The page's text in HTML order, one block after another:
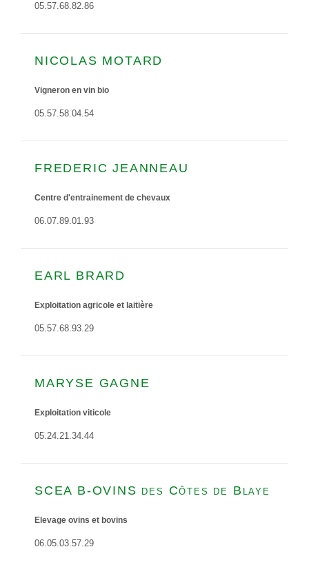
05.57.68.82.86
NICOLAS MOTARD
Vigneron en vin bio
05.57.58.04.54
FREDERIC JEANNEAU
Centre d'entrainement de chevaux
06.07.89.01.93
EARL BRARD
Exploitation agricole et laitière
05.57.68.93.29
MARYSE GAGNE
Exploitation viticole
05.24.21.34.44
SCEA B-OVINS des Côtes de Blaye
Elevage ovins et bovins
06.05.03.57.29